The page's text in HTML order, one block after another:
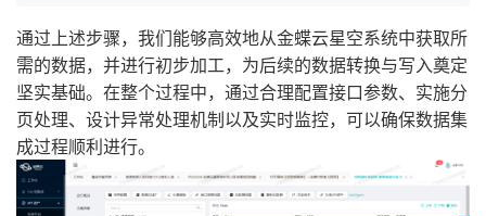
通过上述步骤，我们能够高效地从金蝶云星空系统中获取所
需的数据，并进行初步加工，为后续的数据转换与写入奠定
坚实基础。在整个过程中，通过合理配置接口参数、实施分
页处理、设计异常处理机制以及实时监控，可以确保数据集
成过程顺利进行。